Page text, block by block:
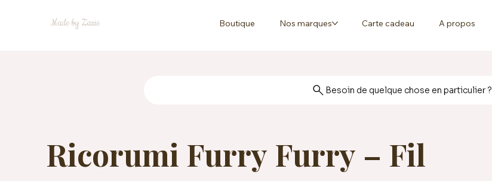
Made by Zazie Boutique Nos marques Carte cadeau A propos
Ricorumi Furry Furry – Fil
Besoin de quelque chose en particulier ?